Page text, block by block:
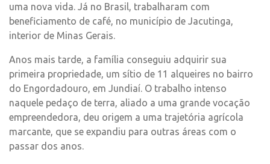
uma nova vida. Já no Brasil, trabalharam com
beneficiamento de café, no município de Jacutinga,
interior de Minas Gerais.
Anos mais tarde, a família conseguiu adquirir sua
primeira propriedade, um sítio de 11 alqueires no bairro
do Engordadouro, em Jundiaí. O trabalho intenso
naquele pedaço de terra, aliado a uma grande vocação
empreendedora, deu origem a uma trajetória agrícola
marcante, que se expandiu para outras áreas com o
passar dos anos.